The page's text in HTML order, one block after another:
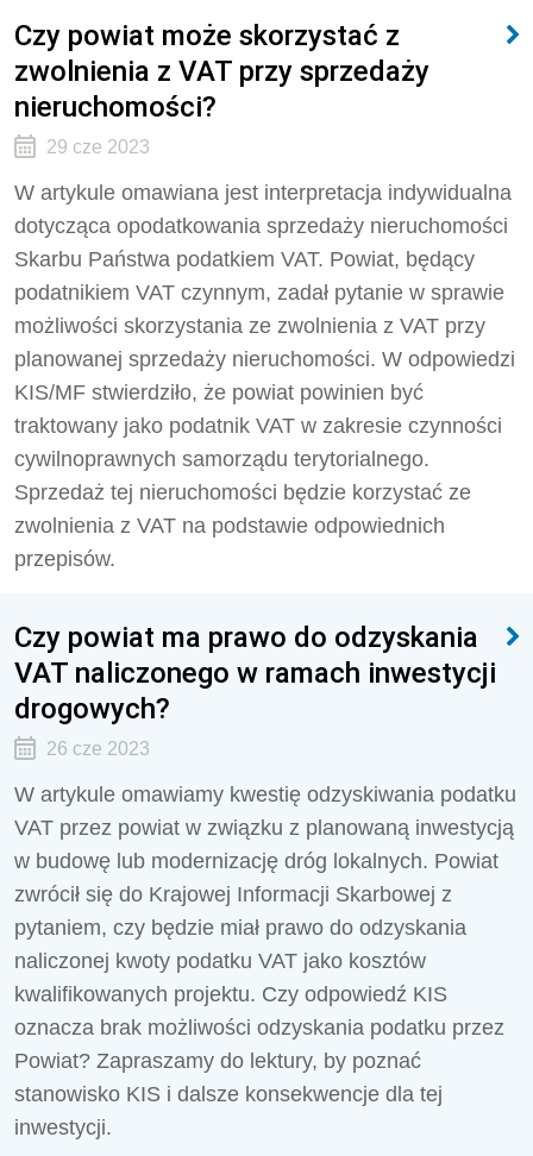
Czy powiat może skorzystać z
zwolnienia z VAT przy sprzedaży
nieruchomości?
29 cze 2023
W artykule omawiana jest interpretacja indywidualna
dotycząca opodatkowania sprzedaży nieruchomości
Skarbu Państwa podatkiem VAT. Powiat, będący
podatnikiem VAT czynnym, zadał pytanie w sprawie
możliwości skorzystania ze zwolnienia z VAT przy
planowanej sprzedaży nieruchomości. W odpowiedzi
KIS/MF stwierdziło, że powiat powinien być
traktowany jako podatnik VAT w zakresie czynności
cywilnoprawnych samorządu terytorialnego.
Sprzedaż tej nieruchomości będzie korzystać ze
zwolnienia z VAT na podstawie odpowiednich
przepisów.
Czy powiat ma prawo do odzyskania
VAT naliczonego w ramach inwestycji
drogowych?
26 cze 2023
W artykule omawiamy kwestię odzyskiwania podatku
VAT przez powiat w związku z planowaną inwestycją
w budowę lub modernizację dróg lokalnych. Powiat
zwrócił się do Krajowej Informacji Skarbowej z
pytaniem, czy będzie miał prawo do odzyskania
naliczonej kwoty podatku VAT jako kosztów
kwalifikowanych projektu. Czy odpowiedź KIS
oznacza brak możliwości odzyskania podatku przez
Powiat? Zapraszamy do lektury, by poznać
stanowisko KIS i dalsze konsekwencje dla tej
inwestycji.